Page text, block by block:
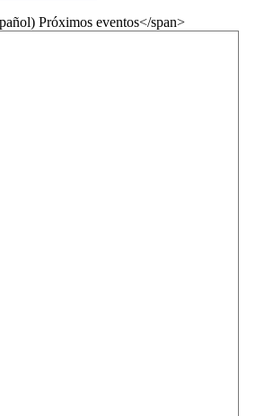
Próximos eventos</span>